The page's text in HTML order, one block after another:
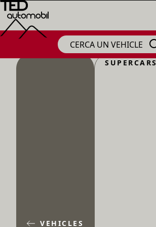
CERCA UN VEHICLE
VEHICLES
SUPERCARS